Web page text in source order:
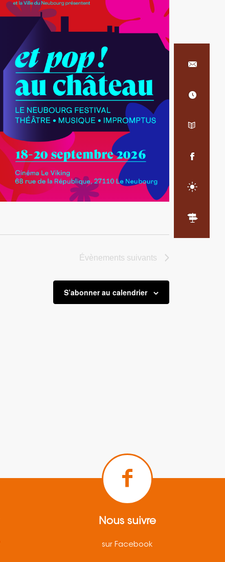
Évènements suivants
S’abonner au calendrier
Nous suivre
sur Facebook